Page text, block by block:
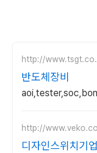
http://
반도체장비
http://
디자인스위치기